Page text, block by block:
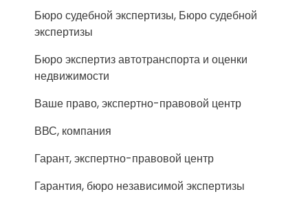
Бюро судебной экспертизы, Бюро судебной
экспертизы
Бюро экспертиз автотранспорта и оценки
недвижимости
Ваше право, экспертно-правовой центр
ВВС, компания
Гарант, экспертно-правовой центр
Гарантия, бюро независимой экспертизы